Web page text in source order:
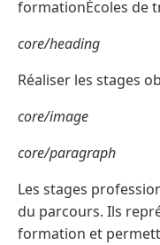
formationÉcoles de
core/heading
Réaliser les stages
core/image
core/paragraph
Les stages
du parcours. Ils
formation et